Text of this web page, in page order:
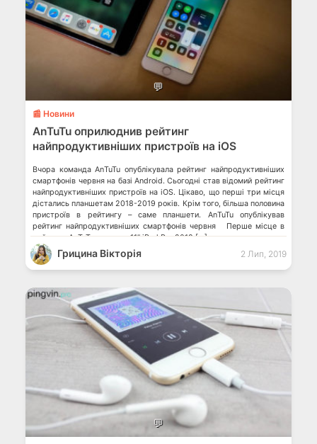
💬
📰 Новини
AnTuTu оприлюднив рейтинг
найпродуктивніших пристроїв на iOS
Вчора команда AnTuTu опублікувала рейтинг найпродуктивніших
смартфонів червня на базі Android. Сьогодні став відомий рейтинг
найпродуктивніших пристроїв на iOS. Цікаво, що перші три місця
дістались планшетам 2018-2019 років. Крім того, більша половина
пристроїв в рейтингу – саме планшети. AnTuTu опублікував
рейтинг найпродуктивніших смартфонів червня Перше місце в
рейтингу AnTuTu отримав 11” iPad Pro 2018 […]
Грицина Вікторія 2 Лип, 2019
💬